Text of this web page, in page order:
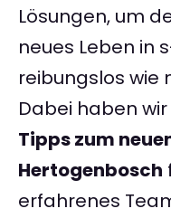
Lösungen, um
neues Leben in
reibungslos wie
Dabei haben
Tipps zum
Hertogenbosch
erfahrenes